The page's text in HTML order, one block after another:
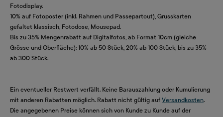
Fotodisplay.
10% auf Fotoposter (inkl. Rahmen und Passepartout), Grusskarten
gefaltet klassisch, Fotodose, Mousepad.
Bis zu 35% Mengenrabatt auf Digitalfotos, ab Format 10cm (gleiche
Grösse und Oberfläche): 10% ab 50 Stück, 20% ab 100 Stück, bis zu 35%
ab 300 Stück.
Ein eventueller Restwert verfällt. Keine Barauszahlung oder Kumulierung
mit anderen Rabatten möglich. Rabatt nicht gültig auf Versandkosten.
Die angegebenen Preise können sich von Kunde zu Kunde auf der